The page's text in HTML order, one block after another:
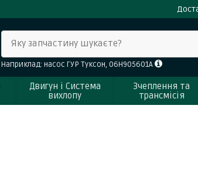
Яку запчастину шукаєте?
Наприклад: насос ГУР Туксон, 06H905601A
Двигун і Система
вихлопу
Зчеплення та
трансмісія